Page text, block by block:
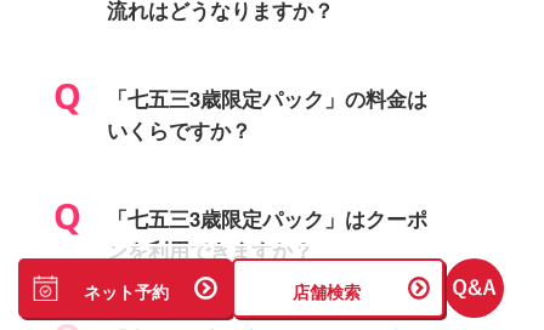
ネット予約 店舗検索
流れはどうなりますか？
「七五三3歳限定パック」の料金は
いくらですか？
「七五三3歳限定パック」はクーポ
ンを利用できますか？